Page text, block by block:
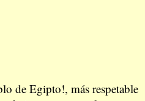
de Egipto!, más respetable